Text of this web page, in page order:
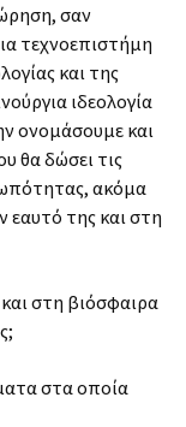
σαν
τεχνοεπιστήμη
και της
ιδεολογία
ονομάσουμε και
θα δώσει τις
ακόμα
εαυτό της και στη
στη βιόσφαιρα
στα οποία